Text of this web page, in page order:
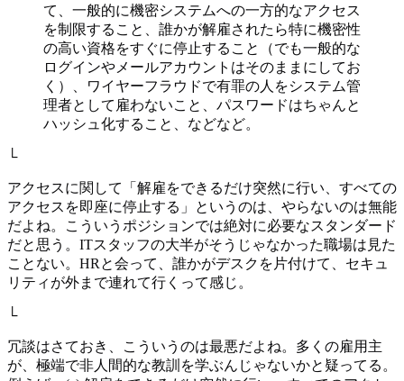
て、一般的に機密システムへの一方的なアクセス
を制限すること、誰かが解雇されたら特に機密性
の高い資格をすぐに停止すること（でも一般的な
ログインやメールアカウントはそのままにしてお
く）、ワイヤーフラウドで有罪の人をシステム管
理者として雇わないこと、パスワードはちゃんと
ハッシュ化すること、などなど。
└
アクセスに関して「解雇をできるだけ突然に行い、すべての
アクセスを即座に停止する」というのは、やらないのは無能
だよね。こういうポジションでは絶対に必要なスタンダード
だと思う。ITスタッフの大半がそうじゃなかった職場は見た
ことない。HRと会って、誰かがデスクを片付けて、セキュ
リティが外まで連れて行くって感じ。
└
冗談はさておき、こういうのは最悪だよね。多くの雇用主
が、極端で非人間的な教訓を学ぶんじゃないかと疑ってる。